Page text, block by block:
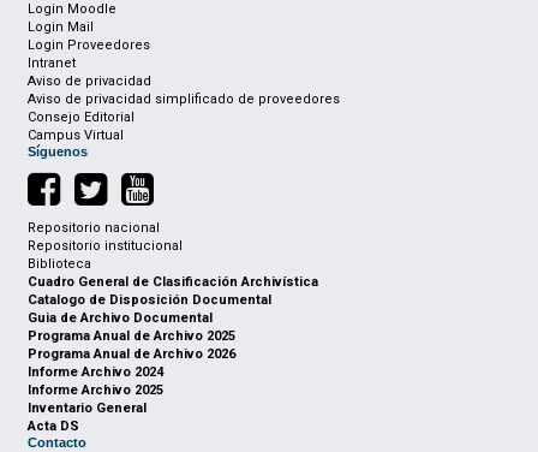
Login Moodle
Login Mail
Login Proveedores
Intranet
Aviso de privacidad
Aviso de privacidad simplificado de proveedores
Consejo Editorial
Campus Virtual
Síguenos
Repositorio nacional
Repositorio institucional
Biblioteca
Cuadro General de Clasificación Archivística
Catalogo de Disposición Documental
Guia de Archivo Documental
Programa Anual de Archivo 2025
Programa Anual de Archivo 2026
Informe Archivo 2024
Informe Archivo 2025
Inventario General
Acta DS
Contacto